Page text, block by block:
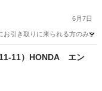
6月7日
お引き取りに来られる方のみ
11-11）HONDA エン